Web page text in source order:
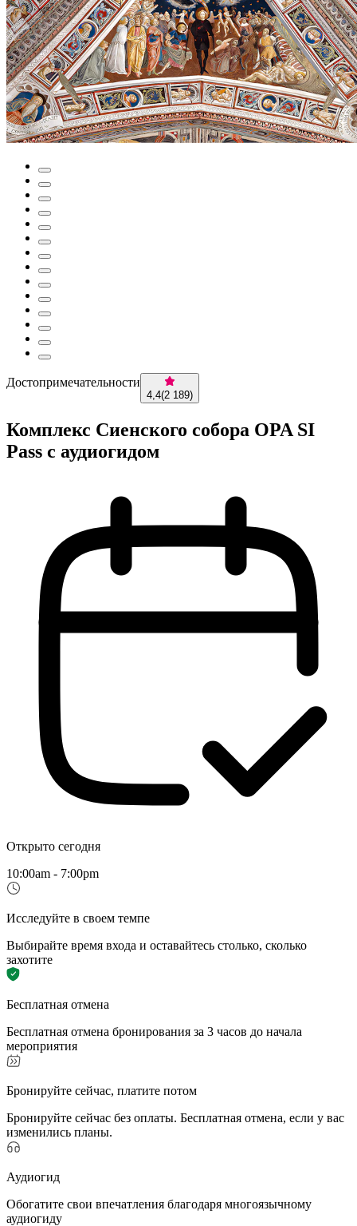
Достопримечательности
4,4(2 189)
Комплекс Сиенского собора OPA SI
Pass с аудиогидом
Открыто сегодня
10:00am - 7:00pm
Исследуйте в своем темпе
Выбирайте время входа и оставайтесь столько, сколько
захотите
Бесплатная отмена
Бесплатная отмена бронирования за 3 часов до начала
мероприятия
Бронируйте сейчас, платите потом
Бронируйте сейчас без оплаты. Бесплатная отмена, если у вас
изменились планы.
Аудиогид
Обогатите свои впечатления благодаря многоязычному
аудиогиду